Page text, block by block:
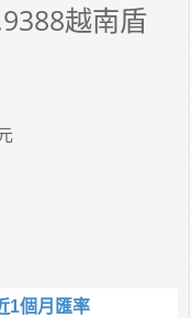
越南盾
1個月匯率